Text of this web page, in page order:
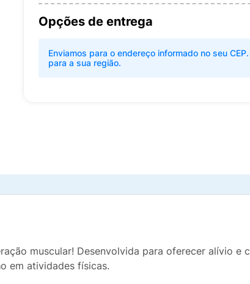
Opções de entrega
Enviamos para o endereço informado no seu
para a sua região.
muscular! Desenvolvida para oferecer alívio e
em atividades físicas.